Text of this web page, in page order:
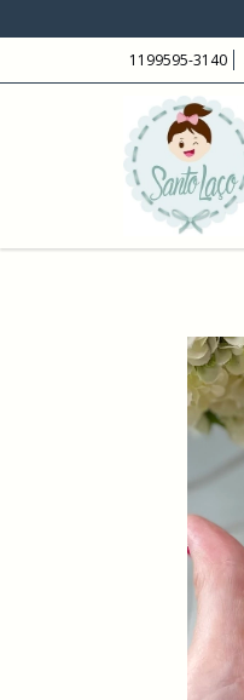
1199595-3140